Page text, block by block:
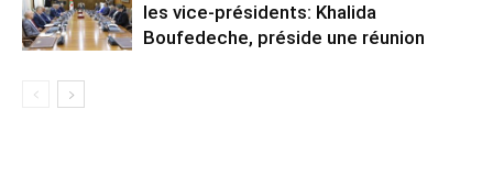
les vice-présidents: Khalida
Boufedeche, préside une réunion